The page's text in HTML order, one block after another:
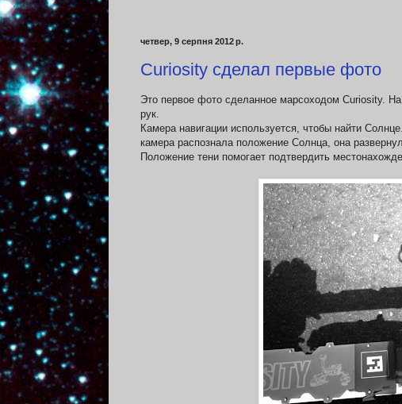
четвер, 9 серпня 2012 р.
Curiosity сделал первые фото
Это первое фото сделанное марсоходом Curiosity.
рук.
Камера навигации используется, чтобы найти
камера распознала положение Солнца, она
Положение тени помогает подтвердить